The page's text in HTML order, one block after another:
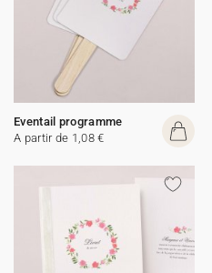
Eventail programme
A partir de 1,08 €